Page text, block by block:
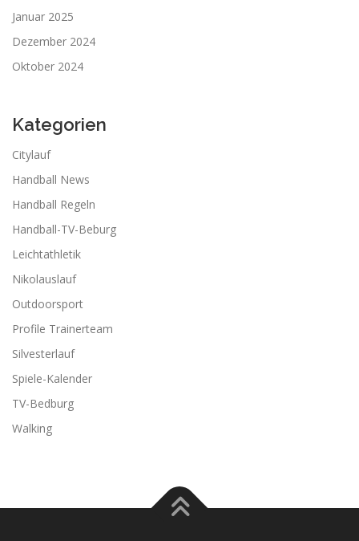
Januar 2025
Dezember 2024
Oktober 2024
Kategorien
Citylauf
Handball News
Handball Regeln
Handball-TV-Beburg
Leichtathletik
Nikolauslauf
Outdoorsport
Profile Trainerteam
Silvesterlauf
Spiele-Kalender
TV-Bedburg
Walking